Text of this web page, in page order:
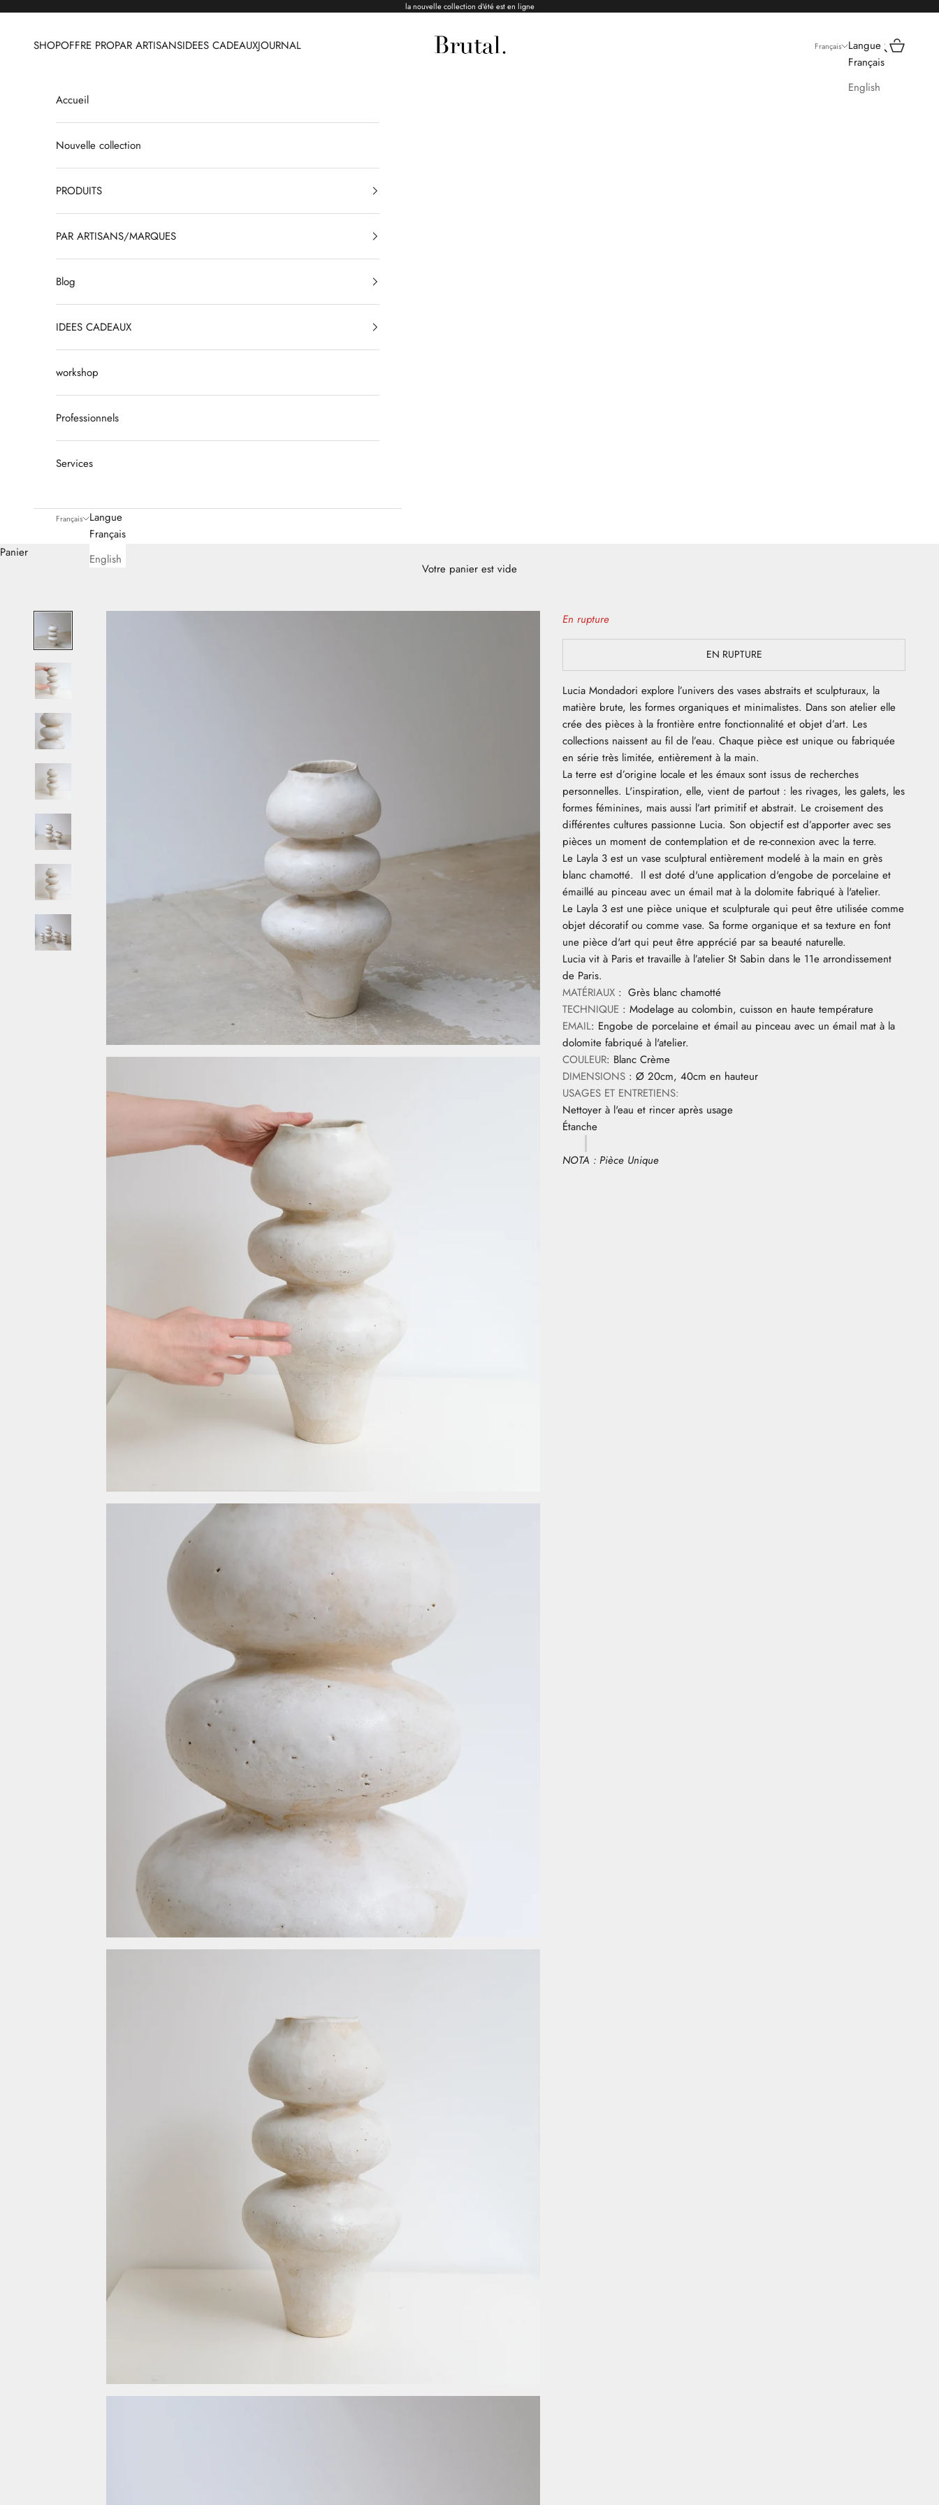
la nouvelle collection d'été est en ligne
Brutal Ceramics
SHOPOFFRE PROPAR ARTISANSIDEES CADEAUXJOURNAL Français
Langue
Français
English
Recherche
Panier
Accueil
Nouvelle collection
PRODUITS
PAR ARTISANS/MARQUES
Blog
IDEES CADEAUX
workshop
Professionnels
Services
Français
Langue
Français
English
Panier
Votre panier est vide
En rupture
EN RUPTURE
Lucia Mondadori explore l’univers des vases abstraits et sculpturaux, la
matière brute, les formes organiques et minimalistes. Dans son atelier elle
crée des pièces à la frontière entre fonctionnalité et objet d’art. Les
collections naissent au fil de l’eau. Chaque pièce est unique ou fabriquée
en série très limitée, entièrement à la main.
La terre est d’origine locale et les émaux sont issus de recherches
personnelles. L'inspiration, elle, vient de partout : les rivages, les galets, les
formes féminines, mais aussi l’art primitif et abstrait. Le croisement des
différentes cultures passionne Lucia. Son objectif est d’apporter avec ses
pièces un moment de contemplation et de re-connexion avec la terre.
Le Layla 3 est un vase sculptural entièrement modelé à la main en grès
blanc chamotté. Il est doté d'une application d'engobe de porcelaine et
émaillé au pinceau avec un émail mat à la dolomite fabriqué à l'atelier.
Le Layla 3 est une pièce unique et sculpturale qui peut être utilisée comme
objet décoratif ou comme vase. Sa forme organique et sa texture en font
une pièce d'art qui peut être apprécié par sa beauté naturelle.
Lucia vit à Paris et travaille à l’atelier St Sabin dans le 11e arrondissement
de Paris.
MATÉRIAUX : Grès blanc chamotté
TECHNIQUE :Modelage au colombin, cuisson en haute température
EMAIL: Engobe de porcelaine et émail au pinceau avec un émail mat à la
dolomite fabriqué à l'atelier.
COULEUR: Blanc Crème
DIMENSIONS :Ø 20cm, 40cm en hauteur
USAGES ET ENTRETIENS:
Nettoyer à l'eau et rincer après usage
Étanche
NOTA : Pièce Unique